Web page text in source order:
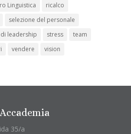
Linguistica
ricalco
selezione del personale
leadership stress
team
vendere vision
35/a